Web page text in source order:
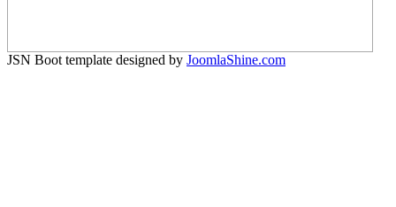
JSN Boot template designed by JoomlaShine.com